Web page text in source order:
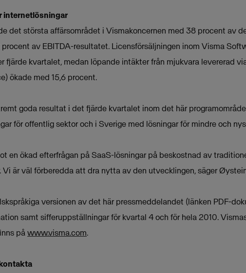
internetlösningar
det största affärsområdet i Vismakoncernen med 38 procent av
av EBITDA-resultatet. Licensförsäljningen inom Visma
fjärde kvartalet, medan löpande intäkter från mjukvara levererad
ökade med 15,6 procent.
goda resultat i det fjärde kvartalet inom det här
för offentlig sektor och i Sverige med lösningar för mindre och
en ökad efterfrågan på SaaS-lösningar på beskostnad av
Vi är väl förberedda att dra nytta av den utvecklingen, säger
versionen av det här pressmeddelandet (länken PDF-
samt sifferuppställningar för kvartal 4 och för hela 2010.
påwww.visma.com.